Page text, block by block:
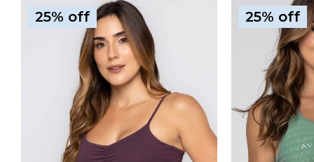
25% off 25% off